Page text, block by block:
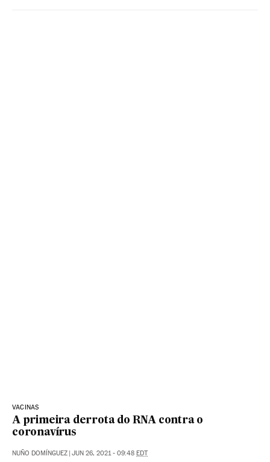
VACINAS
A primeira derrota do RNA contra o
coronavírus
NUÑO DOMÍNGUEZ JUN 26, 2021 - 09:48 EDT